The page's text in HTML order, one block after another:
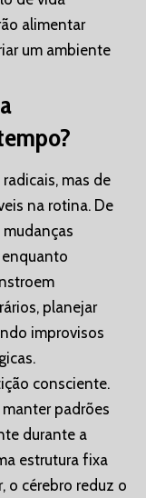
alimentar
um ambiente
mas de
na rotina. De
planejar
improvisos
consciente.
padrões
durante a
estrutura fixa
o cérebro reduz o